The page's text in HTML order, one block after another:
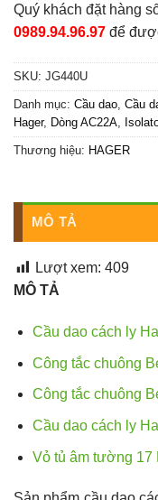
Quý khách đặt hàng
0989.94.96.97 để
SKU: JG440U
Danh mục: Cầu dao Cầu
Hager, Dòng AC22A
Thương hiệu: HAGER
MÔ TẢ
Lượt xem: 409
MÔ TẢ
Cầu dao cách ly
Công tắc chuông
Công tắc chuông
Cầu dao cách ly
Vỏ tủ âm tường 17